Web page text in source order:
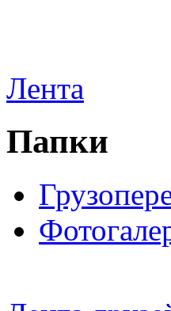
Лента
Папки